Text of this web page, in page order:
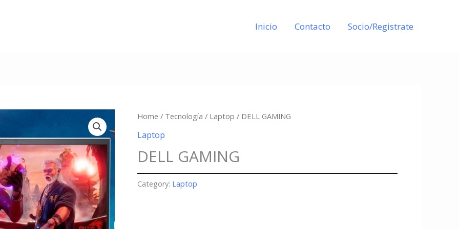
Inicio Contacto Socio/Registrate
Home / Tecnología / Laptop / DELL GAMING
Laptop
DELL GAMING
Category: Laptop